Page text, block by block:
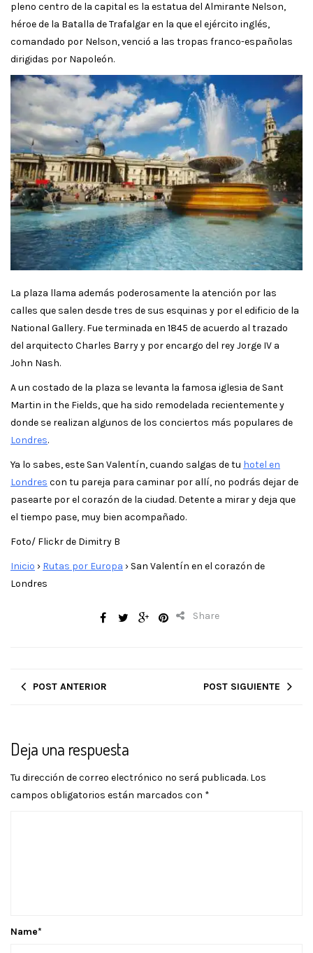
pleno centro de la capital es la estatua del Almirante Nelson,
héroe de la Batalla de Trafalgar en la que el ejército inglés,
comandado por Nelson, venció a las tropas franco-españolas
dirigidas por Napoleón.
La plaza llama además poderosamente la atención por las
calles que salen desde tres de sus esquinas y por el edificio de la
National Gallery. Fue terminada en 1845 de acuerdo al trazado
del arquitecto Charles Barry y por encargo del rey Jorge IV a
John Nash.
A un costado de la plaza se levanta la famosa iglesia de Sant
Martin in the Fields, que ha sido remodelada recientemente y
donde se realizan algunos de los conciertos más populares de
Londres.
Ya lo sabes, este San Valentín, cuando salgas de tu hotel en
Londres con tu pareja para caminar por allí, no podrás dejar de
pasearte por el corazón de la ciudad. Detente a mirar y deja que
el tiempo pase, muy bien acompañado.
Foto/ Flickr de Dimitry B
Inicio › Rutas por Europa › San Valentín en el corazón de
Londres
Share
POST ANTERIOR POST SIGUIENTE
Deja una respuesta
Tu dirección de correo electrónico no será publicada. Los
campos obligatorios están marcados con *
Name*